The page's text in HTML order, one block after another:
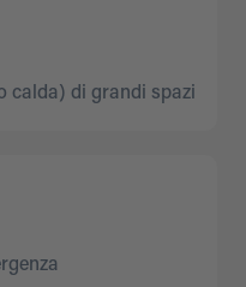
calda) di grandi spazi